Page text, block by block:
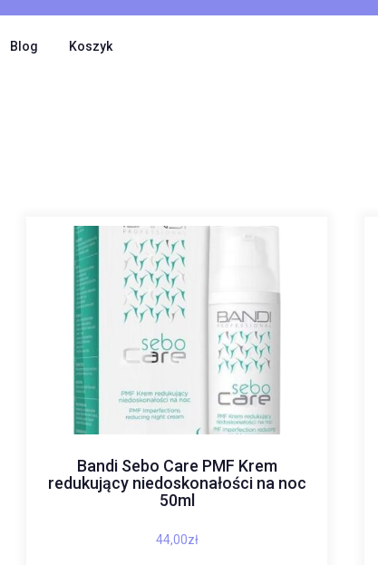
Blog Koszyk
Bandi Sebo Care PMF Krem
redukujący niedoskonałości na noc
50ml
44,00zł